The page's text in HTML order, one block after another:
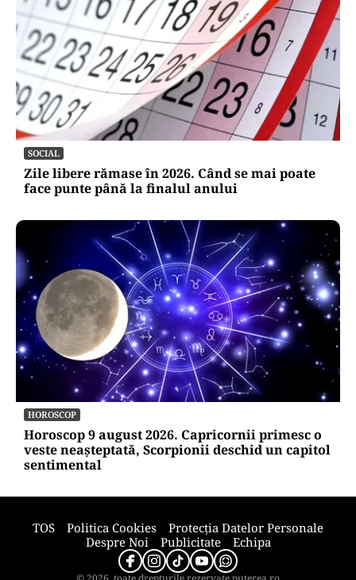
SOCIAL
Zile libere rămase în 2026. Când se mai poate
face punte până la finalul anului
HOROSCOP
Horoscop 9 august 2026. Capricornii primesc o
veste neașteptată, Scorpionii deschid un capitol
sentimental
TOS Politica Cookies
Protecția Datelor Personale
Despre Noi
Publicitate Echipa